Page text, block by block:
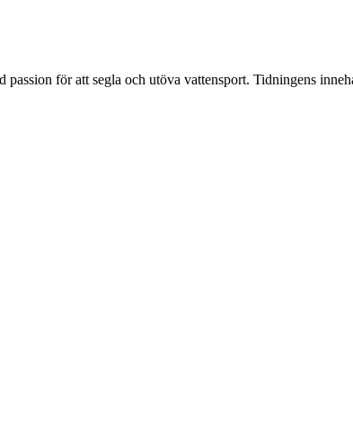
för att segla och utöva vattensport. Tidningens